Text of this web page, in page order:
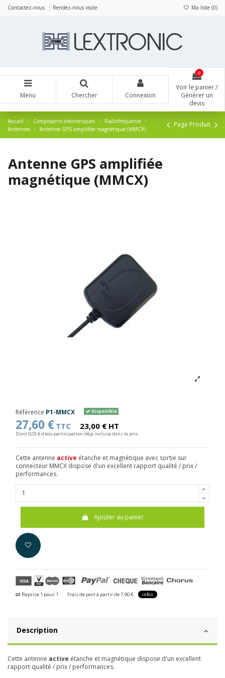
Contactez-nous Rendez-nous visite Ma liste (0)
Menu Chercher Connexion
0
Voir le panier /
Générer un
devis
Accueil Composants electroniques
Radiofréquence
Antennes
Antenne GPS amplifiée magnétique (MMCX)
Page Produit
Antenne GPS amplifiée
magnétique (MMCX)
Référence P1-MMCX Disponible
27,60 € TTC 23,00 € HT
Dont 0,05 € d'eco-participation déjà incluse dans le prix
Cette antenne active étanche et magnétique avec sortie sur
connecteur MMCX dispose d'un excellent rapport qualité / prix /
performances.
Ajouter au panier
Reprise 1 pour 1 Frais de port à partir de 7.90 € infos
Description
Cette antenne active étanche et magnétique dispose d'un excellent
rapport qualité / prix / performances.
Panneau de gestion des cookies